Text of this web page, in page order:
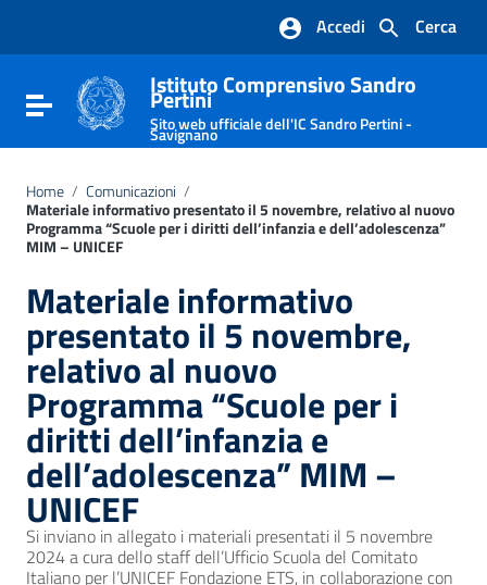
Vai al footer
Cerca
Accedi
Attiva / disattiva la navigazione
Istituto Comprensivo Sandro
Pertini
Sito web ufficiale dell'IC Sandro Pertini -
Savignano
Home / Comunicazioni /
Materiale informativo presentato il 5 novembre, relativo al nuovo
Programma “Scuole per i diritti dell’infanzia e dell’adolescenza”
MIM – UNICEF
Materiale informativo
presentato il 5 novembre,
relativo al nuovo
Programma “Scuole per i
diritti dell’infanzia e
dell’adolescenza” MIM –
UNICEF
Si inviano in allegato i materiali presentati il 5 novembre
2024 a cura dello staff dell’Ufficio Scuola del Comitato
Italiano per l’UNICEF Fondazione ETS, in collaborazione con